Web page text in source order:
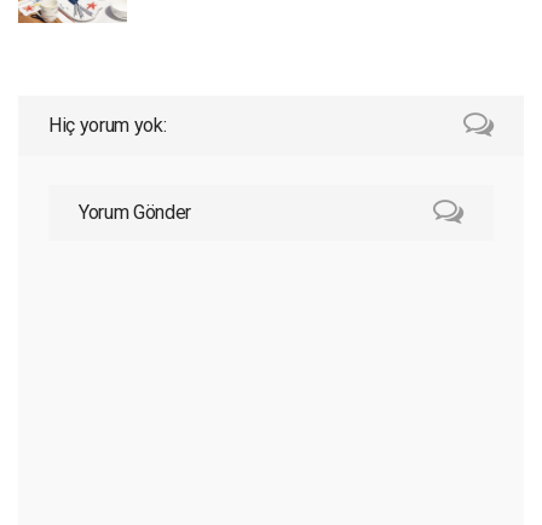
Hiç yorum yok:
Yorum Gönder